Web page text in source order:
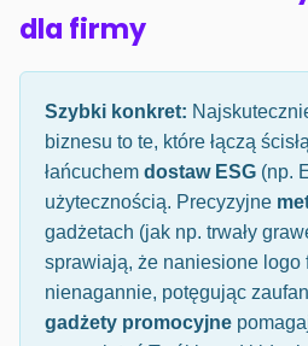
dla firmy
Szybki konkret:
biznesu to te, które łączą
łańcuchem dostaw ESG (np.
użytecznością. Precyzyjne
gadżetach (jak np. trwały
sprawiają, że naniesione logo
nienagannie, potęgując
gadżety promocyjne